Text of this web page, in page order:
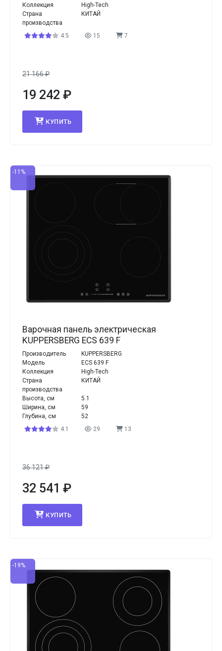
Коллекция
High-Tech
Страна
производства
КИТАЙ
4.5 15 7
21 166₽
19 242 ₽
КУПИТЬ
-11%
Варочная панель электрическая
KUPPERSBERG ECS 639 F
Производитель
KUPPERSBERG
Модель
ECS 639 F
Коллекция
High-Tech
Страна
производства
КИТАЙ
Высота, см
5.1
Ширина, см
59
Глубина, см
52
4.1
29 13
36 121₽
32 541 ₽
КУПИТЬ
-19%